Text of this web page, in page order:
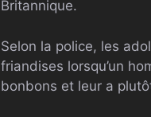
Britannique.
Selon la police, les
friandises lorsqu’un
bonbons et leur a